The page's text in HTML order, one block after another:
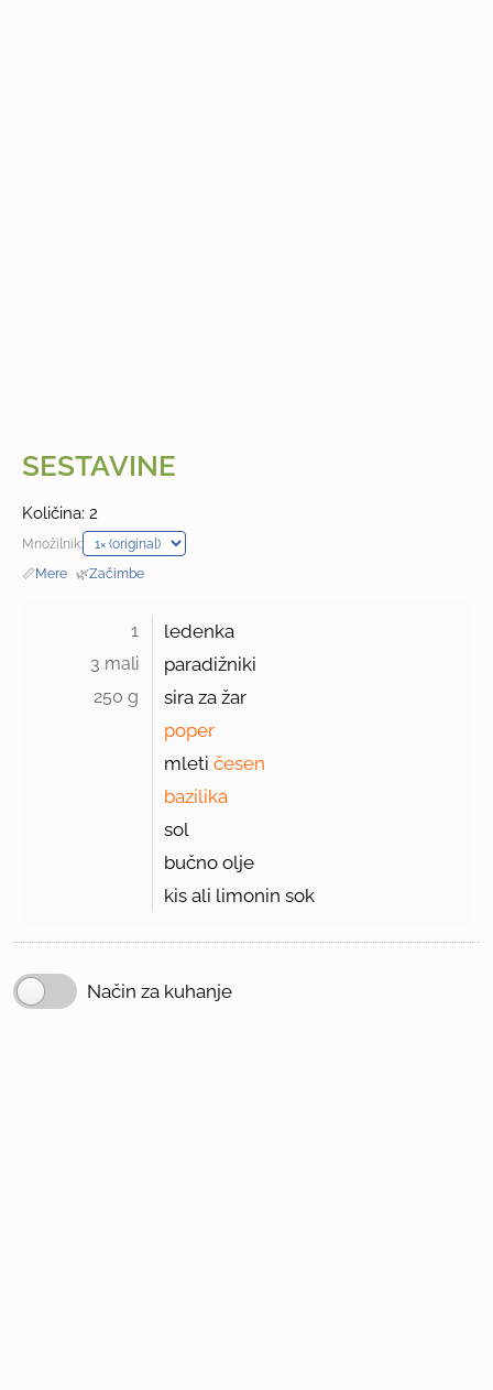
SESTAVINE
Količina: 2
Množilnik:
📏Mere · 🌿Začimbe
1 ledenka
3 mali paradižniki
250 g
sira za žar
poper
mletičesen
bazilika
sol
bučno olje
kis ali limonin sok
Način za kuhanje